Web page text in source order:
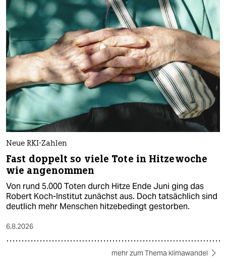
Neue RKI-Zahlen
Fast doppelt so viele Tote in Hitzewoche
wie angenommen
Von rund 5.000 Toten durch Hitze Ende Juni ging das
Robert Koch-Institut zunächst aus. Doch tatsächlich sind
deutlich mehr Menschen hitzebedingt gestorben.
6.8.2026
mehr zum Thema klimawandel